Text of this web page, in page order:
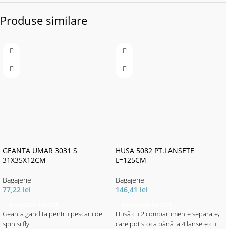
Produse similare
GEANTA UMAR 3031 S
31X35X12CM
Bagajerie
77,22 lei
Geanta gandita pentru pescarii de
spin si fly.
HUSA 5082 PT.LANSETE
L=125CM
Bagajerie
146,41 lei
Husă cu 2 compartimente separate,
care pot stoca până la 4 lansete cu